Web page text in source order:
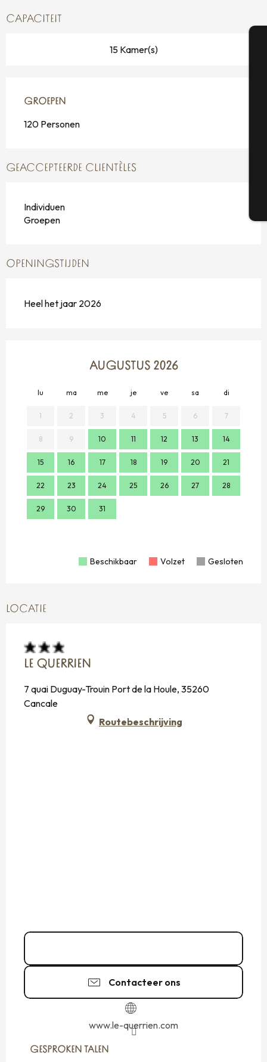
CAPACITEIT
15 Kamer(s)
GROEPEN
GROEPEN
120 Personen
GEACCEPTEERDE CLIENTÈLES
Individuen
Groepen
OPENINGSTIJDEN
Heel het jaar 2026
AUGUSTUS 2026
lu ma me je ve sa di
1 2 3 4 5 6 7
8 9 10 11 12 13 14
15 16 17 18 19 20 21
22 23 24 25 26 27 28
29 30 31
Beschikbaar Volzet Gesloten
LOCATIE
LE QUERRIEN
7 quai Duguay-Trouin Port de la Houle, 35260
Cancale
Routebeschrijving
Contacteer ons
www.le-querrien.com
GESPROKEN TALEN
GESPROKEN TALEN